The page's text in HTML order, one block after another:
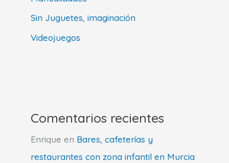
Sin Juguetes, imaginación
Videojuegos
Comentarios recientes
Enrique en Bares, cafeterías y
restaurantes con zona infantil en Murcia